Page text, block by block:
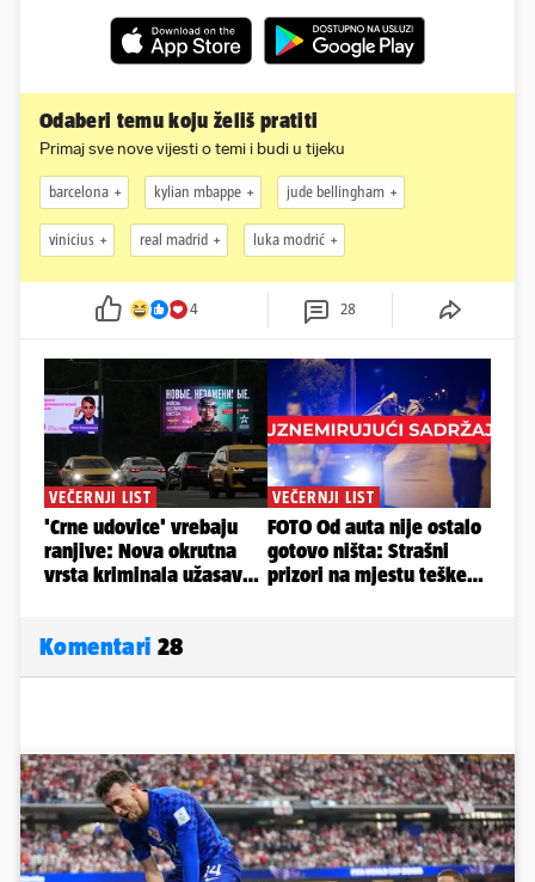
Odaberi temu koju želiš pratiti
Primaj sve nove vijesti o temi i budi u tijeku
barcelona kylian mbappe jude bellingham
vinicius real madrid luka modrić
4 28
Komentari 28